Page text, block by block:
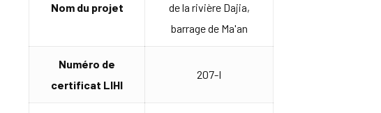
Nom du projet
de la rivière Dajia,
barrage de Ma'an
Numéro de
certificat LIHI
207-I